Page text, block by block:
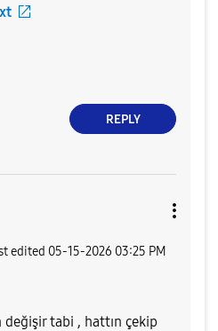
REPLY
edited ‎05-15-2026 03:25 PM
tabi , hattın çekip